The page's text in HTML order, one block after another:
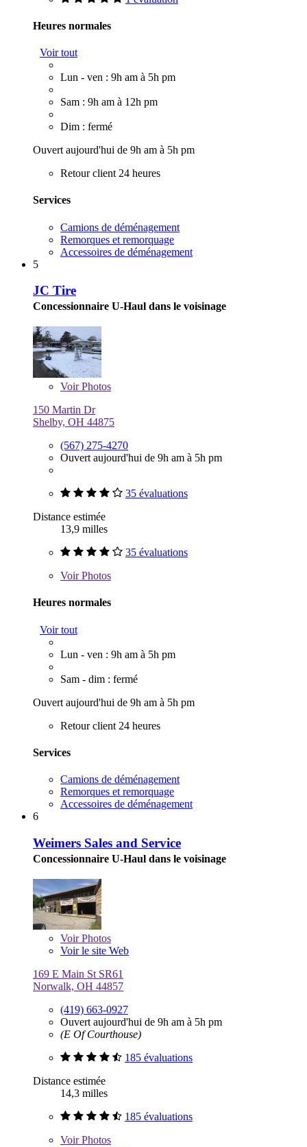
Heures normales
Voir tout
Lun - ven : 9h am à 5h pm
Sam : 9h am à 12h pm
Dim : fermé
Ouvert aujourd'hui de 9h am à 5h pm
Retour client 24 heures
Services
Camions de déménagement
Remorques et remorquage
Accessoires de déménagement
5
JC Tire
Concessionnaire U-Haul dans le voisinage
VoirPhotos
150 Martin Dr
Shelby, OH 44875
(567) 275-4270
Ouvert aujourd'hui de 9h am à 5h pm
35 évaluations
Distance estimée
13,9 milles
35 évaluations
VoirPhotos
Heures normales
Voir tout
Lun - ven : 9h am à 5h pm
Sam - dim : fermé
Ouvert aujourd'hui de 9h am à 5h pm
Retour client 24 heures
Services
Camions de déménagement
Remorques et remorquage
Accessoires de déménagement
6
Weimers Sales and Service
Concessionnaire U-Haul dans le voisinage
VoirPhotos
Voir le site Web
169 E Main St SR61
Norwalk, OH 44857
(419) 663-0927
Ouvert aujourd'hui de 9h am à 5h pm
(E Of Courthouse)
185 évaluations
Distance estimée
14,3 milles
185 évaluations
VoirPhotos